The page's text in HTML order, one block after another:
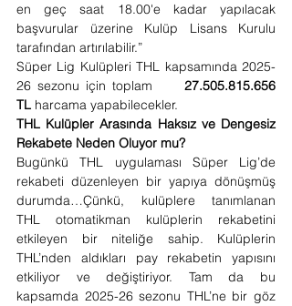
en geç saat 18.00'e kadar yapılacak
başvurular üzerine Kulüp Lisans Kurulu
tarafından artırılabilir.”
Süper Lig Kulüpleri THL kapsamında 2025-
26 sezonu için toplam
27.505.815.656
TL harcama yapabilecekler.
THL Kulüpler Arasında Haksız ve Dengesiz
Rekabete Neden Oluyor mu?
Bugünkü THL uygulaması Süper Lig’de
rekabeti düzenleyen bir yapıya dönüşmüş
durumda…Çünkü, kulüplere tanımlanan
THL otomatikman kulüplerin rekabetini
etkileyen bir niteliğe sahip. Kulüplerin
THL’nden aldıkları pay rekabetin yapısını
etkiliyor ve değiştiriyor. Tam da bu
kapsamda 2025-26 sezonu THL’ne bir göz